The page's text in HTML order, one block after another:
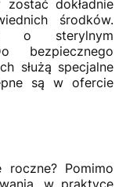
dokładnie
środków.
o sterylnym
bezpiecznego
służą specjalne
są w ofercie
Pomimo
w praktyce